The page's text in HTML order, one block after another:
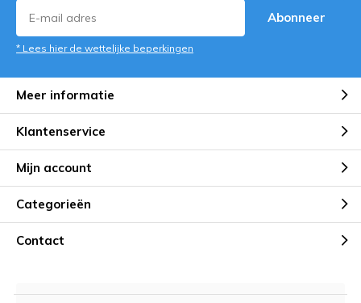
Abonneer
* Lees hier de wettelijke beperkingen
Meer informatie
Klantenservice
Mijn account
Categorieën
Contact